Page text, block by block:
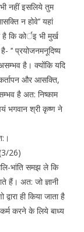
नहीं इसलिये तुम
न होवे’’ यहां
है कि कोर्इ भी मुर्ख
‘‘ प्रयोजनमनूदिष्य
असम्भव है। क्योंकि यदि
और आसक्ति,
है अत: निष्काम
भगवान श्री कृष्ण ने
(3/26)
भांति समझ ले कि
हैं। अत: जो ज्ञानी
ही किया जाता है
करने के लिये बाध्य